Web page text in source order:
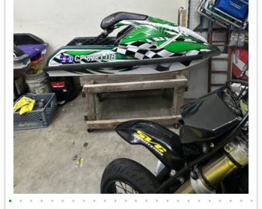
• • • • • • • • • • • • • • • • • • • • • • • •